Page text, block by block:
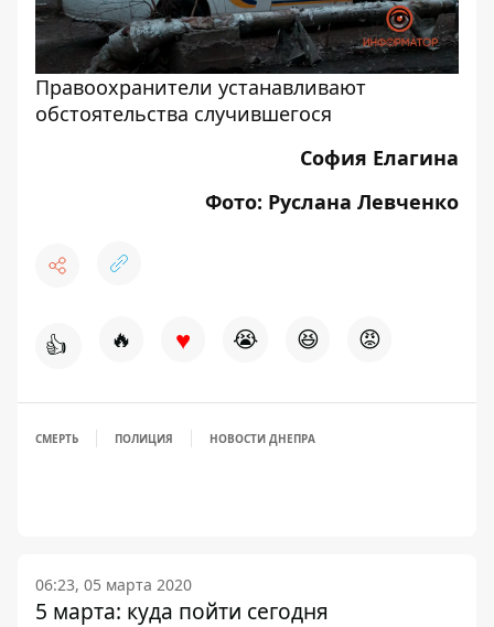
Правоохранители устанавливают
обстоятельства случившегося
София Елагина
Фото: Руслана Левченко
👍 🔥 ♥ 😭 😆 😡
СМЕРТЬ ПОЛИЦИЯ НОВОСТИ ДНЕПРА
06:23, 05 марта 2020
5 марта: куда пойти сегодня